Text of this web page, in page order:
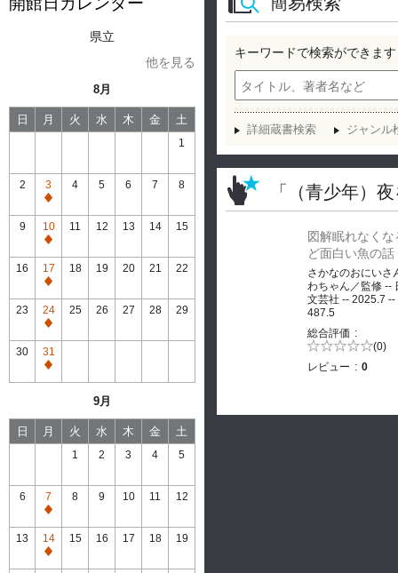
県立
他を見る
8月
日 月 火 水 木 金 土
1
2
3
通
常
休
館
4 5 6 7 8
9
10
通
常
休
館
11 12 13 14 15
16
17
通
常
休
館
18 19 20 21 22
23
24
通
常
休
館
25 26 27 28 29
30
31
通
館
9月
日 月 火 水 木 金 土
1 2 3 4 5
6
7
通
常
休
館
8 9 10 11 12
13
14
通
15 16 17 18 19
キーワードで検索ができます
詳細蔵書検索 ジャンル
「（青少年）
図解眠れなくな
ど面白い魚の話
さかなのおにいさ
わちゃん／監修 --
文芸社 -- 2025.7 --
487.5
総合評価
5段階評価の (0)
レビュー
0